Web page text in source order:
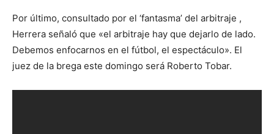
Por último, consultado por el ‘fantasma’ del arbitraje ,
Herrera señaló que «el arbitraje hay que dejarlo de lado.
Debemos enfocarnos en el fútbol, el espectáculo». El
juez de la brega este domingo será Roberto Tobar.